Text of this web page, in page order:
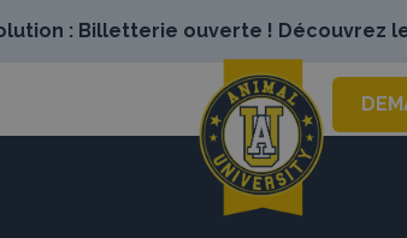
: Billetterie ouverte ! Découvrez